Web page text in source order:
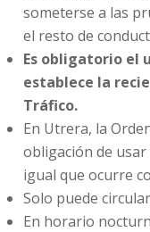
someterse a las
el resto de
Es obligatorio el
establece la
Tráfico.
En Utrera, la
obligación de usar
igual que ocurre
Solo puede
En horario